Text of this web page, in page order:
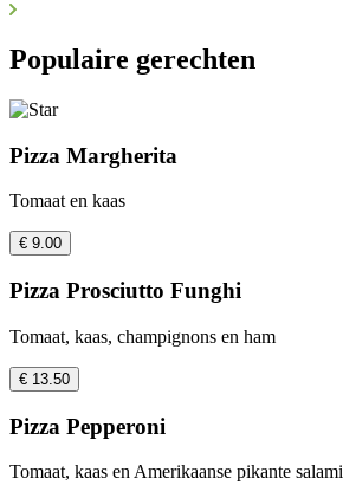
Populaire gerechten
Pizza Margherita
Tomaat en kaas
€ 9.00
Pizza Prosciutto Funghi
Tomaat, kaas, champignons en ham
€ 13.50
Pizza Pepperoni
Tomaat, kaas en Amerikaanse pikante salami